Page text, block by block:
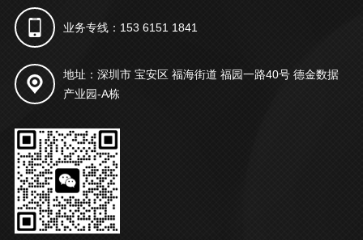
业务专线：153 6151 1841
地址：深圳市 宝安区 福海街道 福园一路40号 德金数据
产业园-A栋